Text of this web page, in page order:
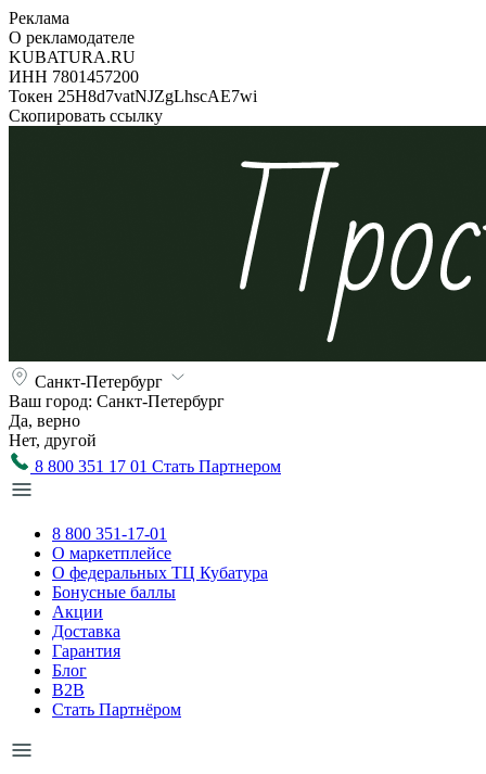
Реклама
О рекламодателе
KUBATURA.RU
ИНН 7801457200
Токен 25H8d7vatNJZgLhscAE7wi
Скопировать ссылку
Санкт-Петербург
Ваш город: Санкт-Петербург
Да, верно
Нет, другой
8 800 351 17 01 Стать Партнером
8 800 351-17-01
О маркетплейсе
О федеральных ТЦ Кубатура
Бонусные баллы
Акции
Доставка
Гарантия
Блог
B2B
Стать Партнёром